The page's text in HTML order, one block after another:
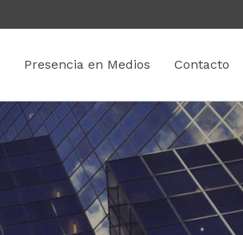
Presencia en Medios Contacto